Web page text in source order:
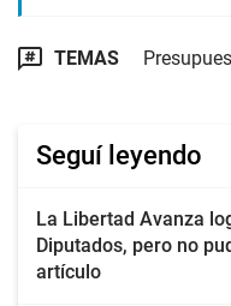
TEMAS
Seguí leyendo
La Libertad Avanza
Diputados, pero no
artículo